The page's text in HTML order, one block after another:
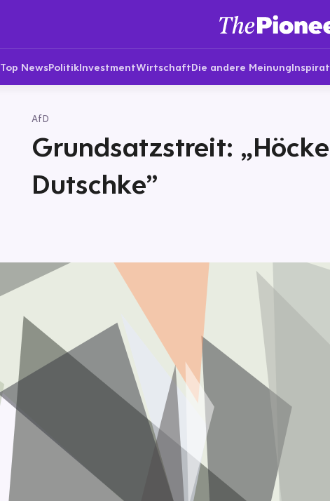
Top NewsPolitikInvestmentWirtschaftDie andere Meinung
AfD
Grundsatzstreit:
Dutschke”